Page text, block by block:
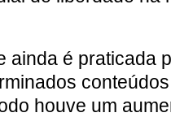
ainda é praticada
houve um